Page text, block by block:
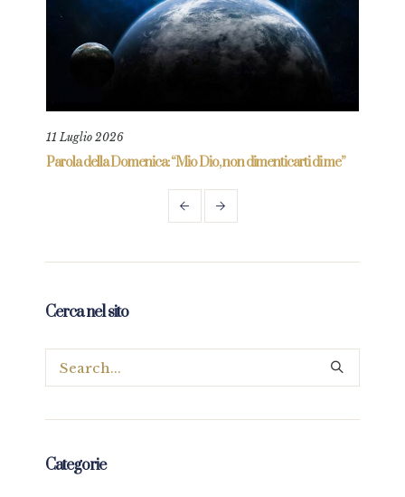
11 Luglio 2026
Parola della Domenica: “Mio Dio, non dimenticarti di me”
Cerca nel sito
Categorie